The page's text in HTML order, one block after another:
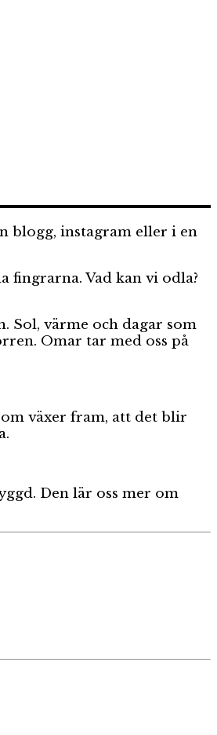
blogg, instagram eller i en
fingrarna. Vad kan vi odla?
Sol, värme och dagar som
Omar tar med oss på
växer fram, att det blir
Den lär oss mer om